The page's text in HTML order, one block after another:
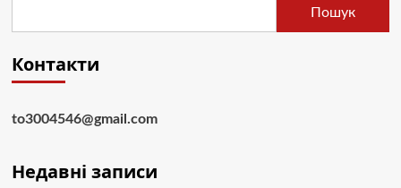
Пошук
Контакти
to3004546@gmail.com
Недавні записи